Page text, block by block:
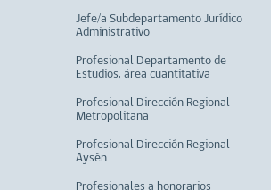
Jefe/a Subdepartamento Jurídico
Administrativo
Profesional Departamento de
Estudios, área cuantitativa
Profesional Dirección Regional
Metropolitana
Profesional Dirección Regional
Aysén
Profesionales a honorarios